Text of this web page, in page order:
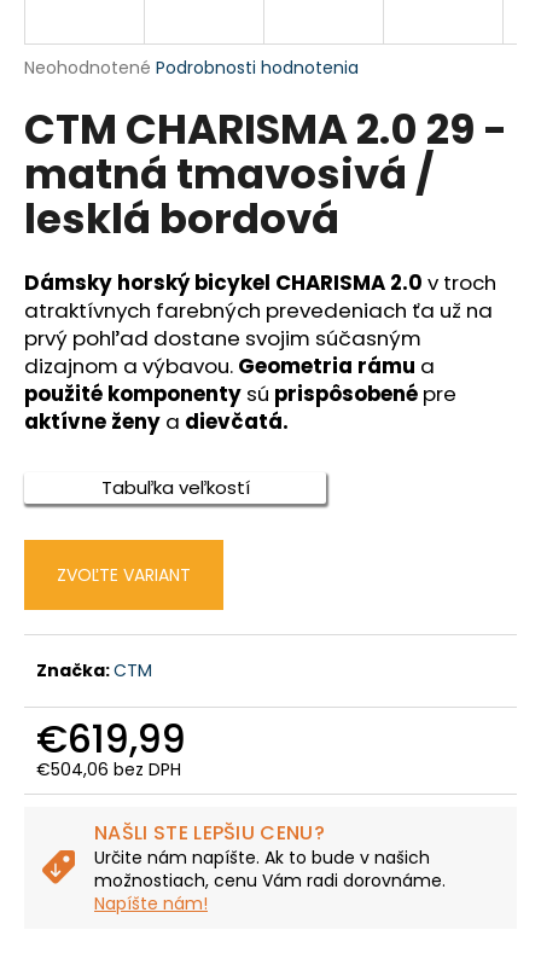
Priemerné
produktu
je
5
hviezdičiek.
Neohodnotené Podrobnosti hodnotenia
CTM CHARISMA 2.0 29 -
matná tmavosivá /
lesklá bordová
Dámsky horský bicykel CHARISMA 2.0 v troch
atraktívnych farebných prevedeniach ťa už na
prvý pohľad dostane svojim súčasným
dizajnom a výbavou. Geometria rámu a
použité komponenty sú prispôsobené pre
aktívne ženy a dievčatá.
Tabuľka veľkostí
ZVOĽTE VARIANT
Značka:CTM
€619,99
€504,06 bez DPH
Jednotková
NAŠLI STE LEPŠIU CENU?
Určite nám napíšte. Ak to bude v našich
možnostiach, cenu Vám radi dorovnáme.
Napíšte nám!
M
j
ť
?
HĽADAŤ
O
d
p
ú
č
REACTION
HYBRID
PERFORMANCE
500
SHINYAPPLE'N'BLACK
699
Pôvodne: